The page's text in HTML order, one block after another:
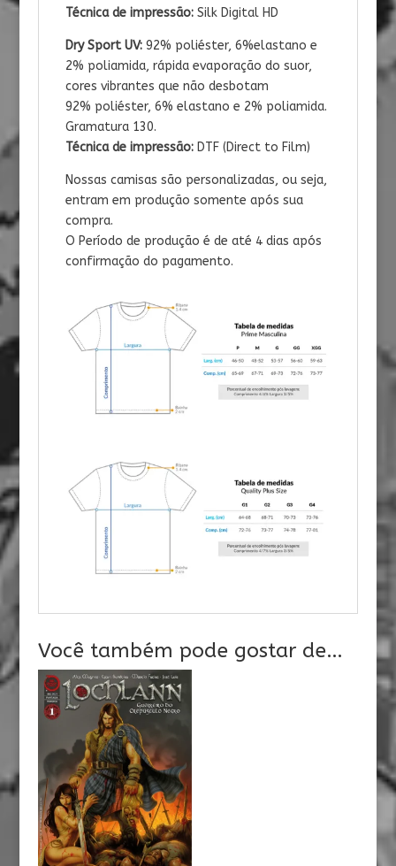
Técnica de impressão: Silk Digital HD
Dry Sport UV: 92% poliéster, 6%elastano e
2% poliamida, rápida evaporação do suor,
cores vibrantes que não desbotam
92% poliéster, 6% elastano e 2% poliamida.
Gramatura 130.
Técnica de impressão: DTF (Direct to Film)
Nossas camisas são personalizadas, ou seja,
entram em produção somente após sua
compra.
O Período de produção é de até 4 dias após
confirmação do pagamento.
Você também pode gostar de…